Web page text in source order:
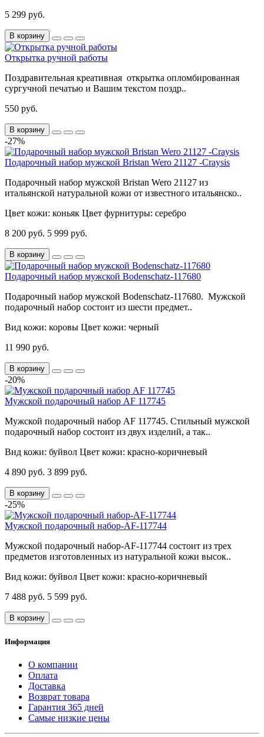
5 299 руб.
В корзину
Открытка ручной работы
Поздравительная креативная открытка опломбированная
сургучной печатью и Вашим текстом поздр..
550 руб.
В корзину
-27%
Подарочный набор мужской Bristan Wero 21127 -Craysis
Подарочный набор мужской Bristan Wero 21127 из
итальянской натуральной кожи от известного итальянско..
Цвет кожи: коньяк Цвет фурнитуры: серебро
8 200 руб. 5 999 руб.
В корзину
Подарочный набор мужской Bodenschatz-117680
Подарочный набор мужской Bodenschatz-117680. Мужской
подарочный набор состоит из шести предмет..
Вид кожи: коровы Цвет кожи: черный
11 990 руб.
В корзину
-20%
Мужской подарочный набор AF 117745
Мужской подарочный набор AF 117745. Стильный мужской
подарочный набор состоит из двух изделий, а так..
Вид кожи: буйвол Цвет кожи: красно-коричневый
4 890 руб. 3 899 руб.
В корзину
-25%
Мужской подарочный набор-AF-117744
Мужской подарочный набор-AF-117744 состоит из трех
предметов изготовленных из натуральной кожи высок..
Вид кожи: буйвол Цвет кожи: красно-коричневый
7 488 руб. 5 599 руб.
В корзину
Информация
О компании
Оплата
Доставка
Возврат товара
Гарантия 365 дней
Самые низкие цены